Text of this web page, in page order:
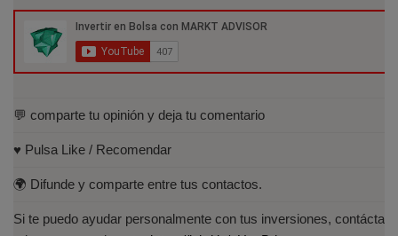
Cuantitativo (IEB).
Licenciado en Informática por la Universidad
Politécnica de Madrid(UPM)
💬 comparte tu opinión y deja tu comentario
♥️ Pulsa Like / Recomendar
🌍 Difunde y comparte entre tus contactos.
Si te puedo ayudar personalmente con tus inversiones,